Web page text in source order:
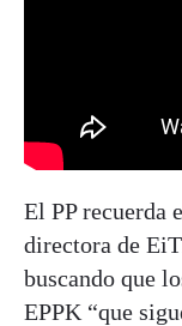
El PP recuerda
directora de
buscando que
EPPK “que